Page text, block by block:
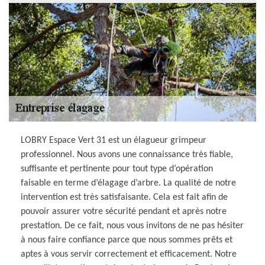
LOBRY Espace Vert 31 est un élagueur grimpeur
professionnel. Nous avons une connaissance très fiable,
suffisante et pertinente pour tout type d’opération
faisable en terme d’élagage d’arbre. La qualité de notre
intervention est très satisfaisante. Cela est fait afin de
pouvoir assurer votre sécurité pendant et après notre
prestation. De ce fait, nous vous invitons de ne pas hésiter
à nous faire confiance parce que nous sommes prêts et
aptes à vous servir correctement et efficacement. Notre